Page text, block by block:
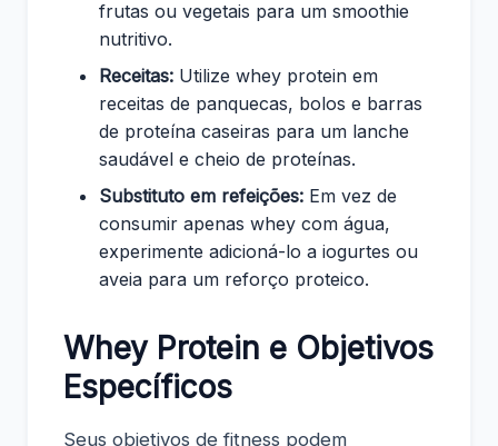
frutas ou vegetais para um smoothie
nutritivo.
Receitas: Utilize whey protein em
receitas de panquecas, bolos e barras
de proteína caseiras para um lanche
saudável e cheio de proteínas.
Substituto em refeições: Em vez de
consumir apenas whey com água,
experimente adicioná-lo a iogurtes ou
aveia para um reforço proteico.
Whey Protein e Objetivos
Específicos
Seus objetivos de fitness podem